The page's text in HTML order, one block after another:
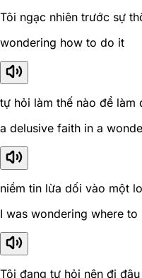
Tôi ngạc nhiên trước sự
wondering how to do it
tự hỏi làm thế nào để làm
a delusive faith in a
niềm tin lừa dối vào một
I was wondering where to
Tôi đang tự hỏi nên đi